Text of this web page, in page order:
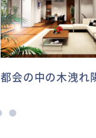
都会の中の木洩れ